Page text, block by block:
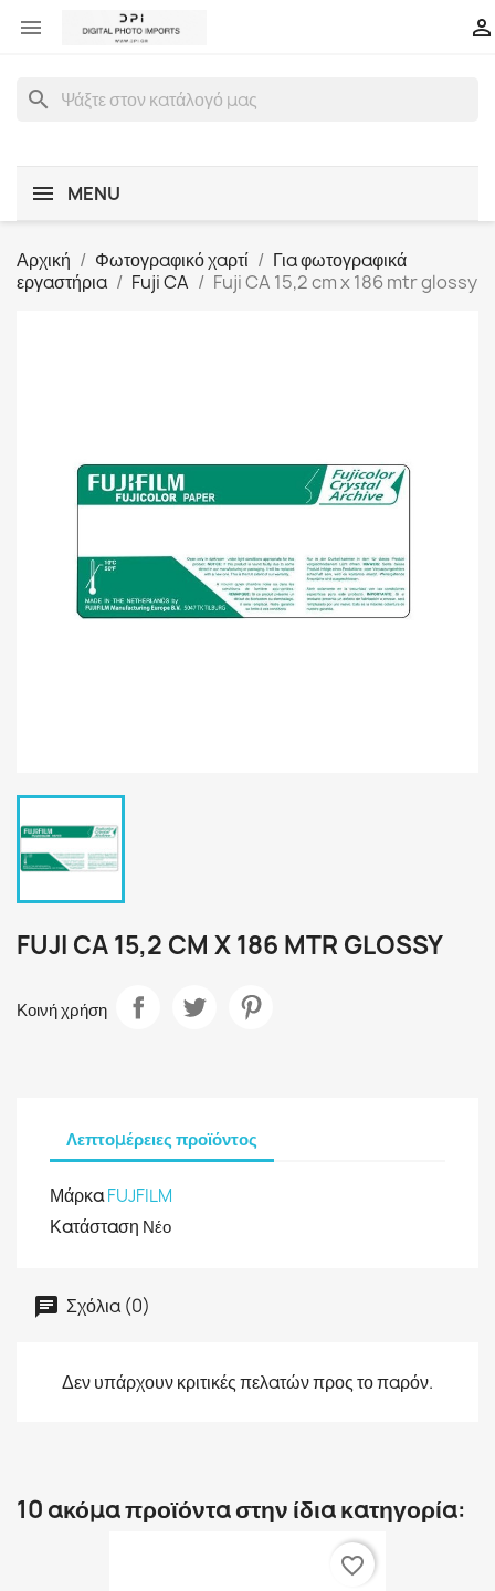
 
search
MENU
Αρχική Φωτογραφικό χαρτί
Για φωτογραφικά
εργαστήρια
Fuji CA Fuji CA 15,2 cm x 186 mtr glossy
FUJI CA 15,2 CM X 186 MTR GLOSSY
Κοινή χρήση
Λεπτομέρειες προϊόντος
ΜάρκαFUJFILM
Κατάσταση Νέο
Σχόλια (0)
Δεν υπάρχουν κριτικές πελατών προς το παρόν.
10 ακόμα προϊόντα στην ίδια κατηγορία:
favorite_border